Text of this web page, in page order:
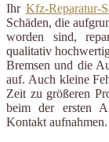
Ihr Kfz-Reparatur-
Schäden, die
worden sind,
qualitativ
Bremsen und die
auf. Auch kleine
Zeit zu größeren
beim der ersten
Kontakt aufnahmen.